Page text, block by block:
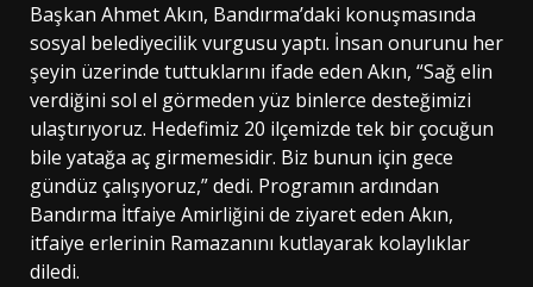
Başkan Ahmet Akın, Bandırma’daki konuşmasında
sosyal belediyecilik vurgusu yaptı. İnsan onurunu her
şeyin üzerinde tuttuklarını ifade eden Akın, “Sağ elin
verdiğini sol el görmeden yüz binlerce desteğimizi
ulaştırıyoruz. Hedefimiz 20 ilçemizde tek bir çocuğun
bile yatağa aç girmemesidir. Biz bunun için gece
gündüz çalışıyoruz,” dedi. Programın ardından
Bandırma İtfaiye Amirliğini de ziyaret eden Akın,
itfaiye erlerinin Ramazanını kutlayarak kolaylıklar
diledi.